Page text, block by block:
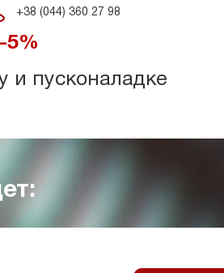
+38 (044) 360 27 98
-5%
и пусконаладке